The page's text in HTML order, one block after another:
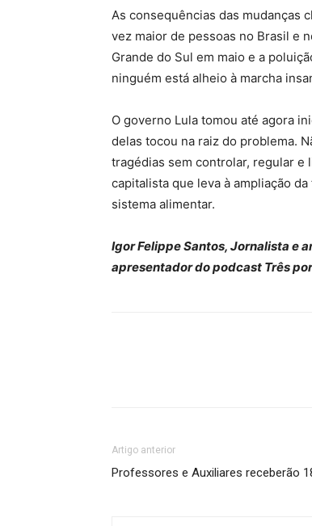
As consequências das mudanças
vez maior de pessoas no Brasil e
Grande do Sul em maio e a
ninguém está alheio à marcha
O governo Lula tomou até agora
delas tocou na raiz do problema.
tragédias sem controlar, regular e
capitalista que leva à ampliação
sistema alimentar.
Igor Felippe Santos, Jornalista e
apresentador do podcast Três
Artigo anterior
Professores e Auxiliares receberão